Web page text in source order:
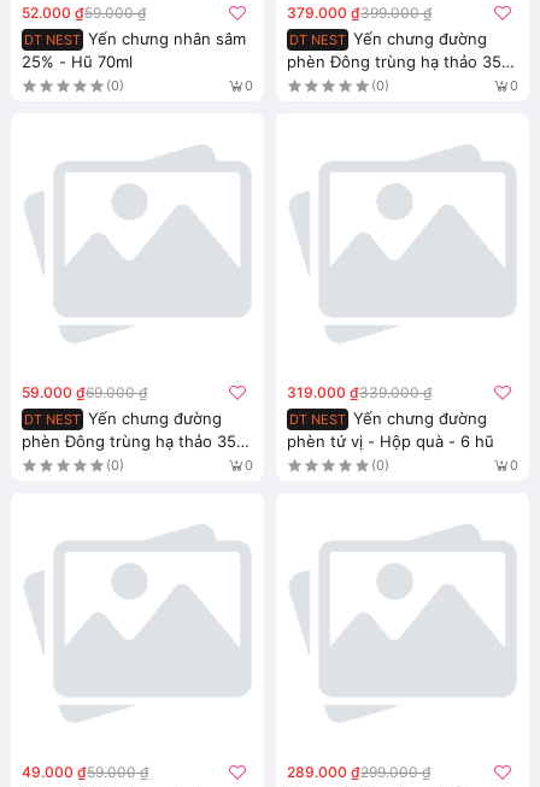
52.000 ₫59.000 ₫
DT NEST Yến chưng nhân sâm
25% - Hũ 70ml
(0) 0
379.000 ₫399.000 ₫
DT NEST Yến chưng đường
phèn Đông trùng hạ thảo 35%
- Hộp quà (0) 0
59.000 ₫69.000 ₫
DT NEST Yến chưng đường
phèn Đông trùng hạ thảo 35%
- Hũ 70ml
(0) 0
319.000 ₫339.000 ₫
DT NEST Yến chưng đường
phèn tứ vị - Hộp quà - 6 hũ
(0) 0
49.000 ₫59.000 ₫ 289.000 ₫299.000 ₫